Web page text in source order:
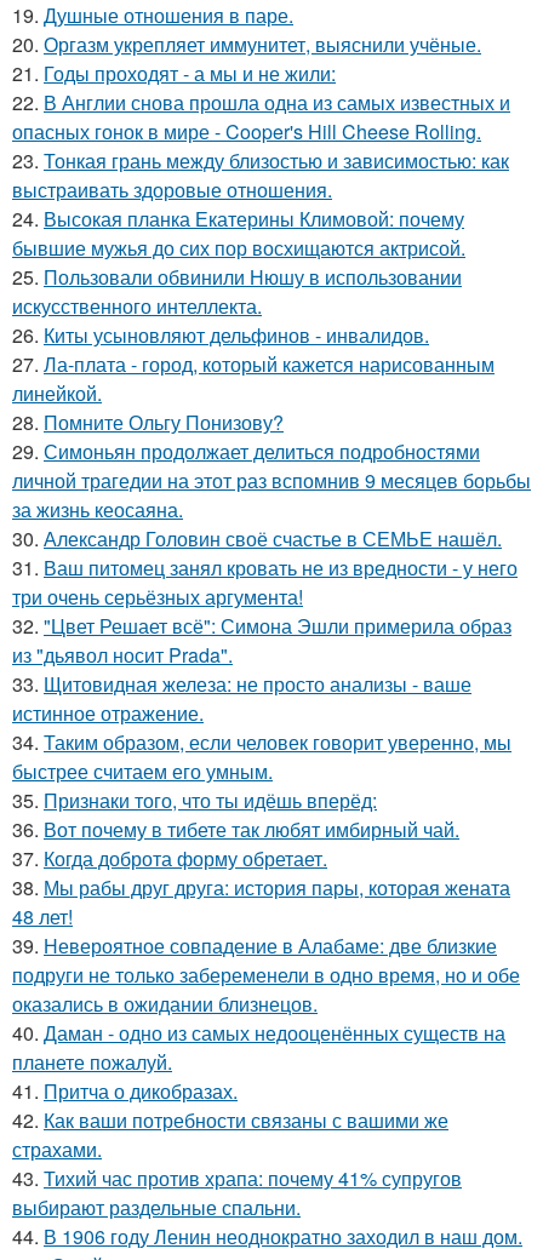
19. Душные отношения в паре.
20. Оргазм укрепляет иммунитет, выяснили учёные.
21. Годы проходят - а мы и не жили:
22. В Англии снова прошла одна из самых известных и
опасных гонок в мире - Cooper's Hill Cheese Rolling.
23. Тонкая грань между близостью и зависимостью: как
выстраивать здоровые отношения.
24. Высокая планка Екатерины Климовой: почему
бывшие мужья до сих пор восхищаются актрисой.
25. Пользовали обвинили Нюшу в использовании
искусственного интеллекта.
26. Киты усыновляют дельфинов - инвалидов.
27. Ла-плата - город, который кажется нарисованным
линейкой.
28. Помните Ольгу Понизову?
29. Симоньян продолжает делиться подробностями
личной трагедии на этот раз вспомнив 9 месяцев борьбы
за жизнь кеосаяна.
30. Александр Головин своё счастье в СЕМЬЕ нашёл.
31. Ваш питомец занял кровать не из вредности - у него
три очень серьёзных аргумента!
32. "Цвет Решает всё": Симона Эшли примерила образ
из "дьявол носит Prada".
33. Щитовидная железа: не просто анализы - ваше
истинное отражение.
34. Таким образом, если человек говорит уверенно, мы
быстрее считаем его умным.
35. Признаки того, что ты идёшь вперёд:
36. Вот почему в тибете так любят имбирный чай.
37. Когда доброта форму обретает.
38. Мы рабы друг друга: история пары, которая жената
48 лет!
39. Невероятное совпадение в Алабаме: две близкие
подруги не только забеременели в одно время, но и обе
оказались в ожидании близнецов.
40. Даман - одно из самых недооценённых существ на
планете пожалуй.
41. Притча о дикобразах.
42. Как ваши потребности связаны с вашими же
страхами.
43. Тихий час против храпа: почему 41% супругов
выбирают раздельные спальни.
44. В 1906 году Ленин неоднократно заходил в наш дом.